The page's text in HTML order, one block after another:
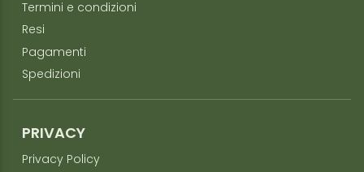
Termini e condizioni
Resi
Pagamenti
Spedizioni
PRIVACY
Privacy Policy